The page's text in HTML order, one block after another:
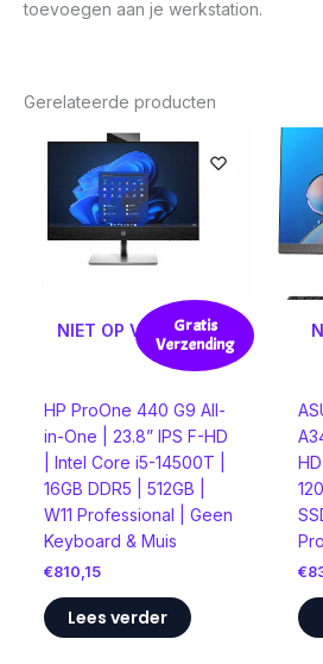
toevoegen aan je werkstation.
Gerelateerde producten
Gratis
Verzending
NIET OP VOORRAAD
HP ProOne 440 G9 All-
in-One | 23.8” IPS F-HD
| Intel Core i5-14500T |
16GB DDR5 | 512GB |
W11 Professional | Geen
Keyboard & Muis
€810,15
Lees verder
€